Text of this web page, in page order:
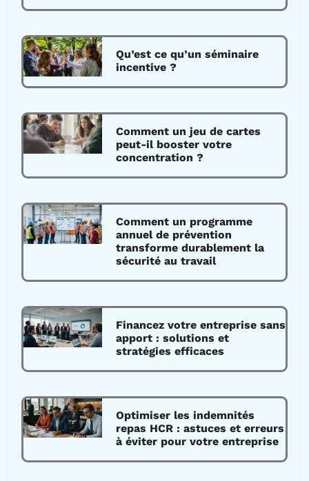
Qu’est ce qu’un séminaire
incentive ?
Comment un jeu de cartes
peut-il booster votre
concentration ?
Comment un programme
annuel de prévention
transforme durablement la
sécurité au travail
Financez votre entreprise sans
apport : solutions et
stratégies efficaces
Optimiser les indemnités
repas HCR : astuces et erreurs
à éviter pour votre entreprise